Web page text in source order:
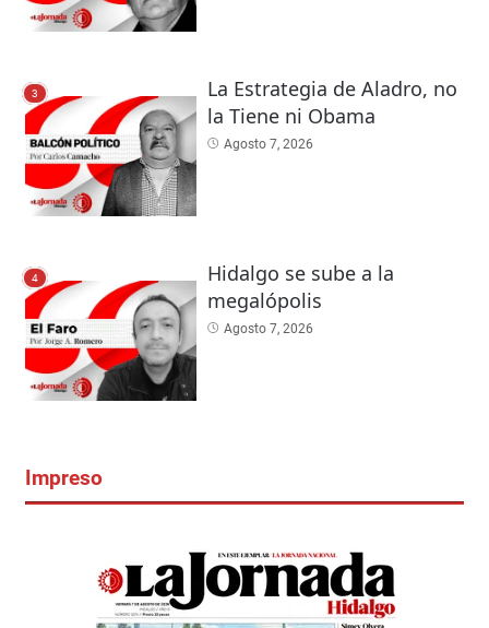
3
La Estrategia de Aladro, no
la Tiene ni Obama
Agosto 7, 2026
4
Hidalgo se sube a la
megalópolis
Agosto 7, 2026
Impreso